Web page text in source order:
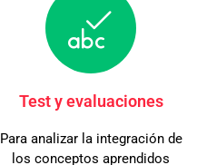
Test y evaluaciones
Para analizar la integración de
los conceptos aprendidos